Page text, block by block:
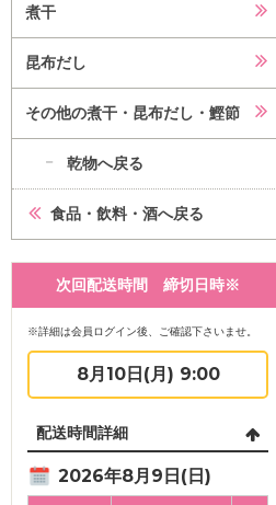
煮干
昆布だし
その他の煮干・昆布だし・鰹節
乾物へ戻る
食品・飲料・酒へ戻る
次回配送時間 締切日時※
※詳細は会員ログイン後、ご確認下さいませ。
8月10日(月) 9:00
配送時間詳細
2026年8月9日(日)